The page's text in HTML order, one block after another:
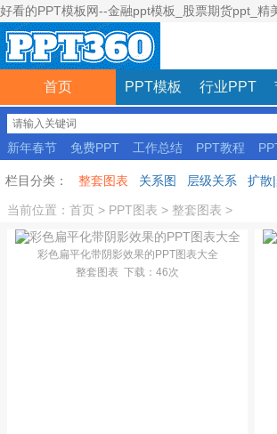
好看的PPT模板网--金融ppt模板_股票期货ppt_
首页 PPT模板 行业PPT
新年春节 免费PPT 工作总结 PPT教程
栏目分类：
整套图表 关系图 层级关系 扩散
当前位置： 首页 > PPT图表 > 整套图表 >
彩色扁平化带阴影效果的PPT图表大全
整套图表 下载 ：46次